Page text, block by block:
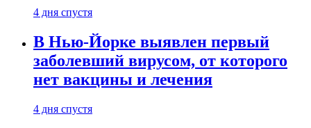
4 дня спустя
В Нью-Йорке выявлен первый
заболевший вирусом, от которого
нет вакцины и лечения
4 дня спустя